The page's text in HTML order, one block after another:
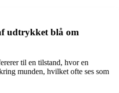
udtrykket blå om
til en tilstand, hvor en
munden, hvilket ofte ses som